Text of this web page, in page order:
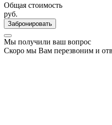
Общая стоимость
руб.
Забронировать
Мы получили ваш вопрос
Скоро мы Вам перезвоним и